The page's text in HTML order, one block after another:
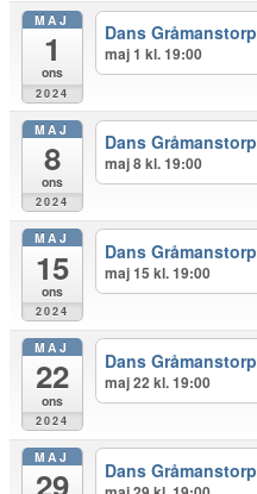
MAJ
1
ons
2024
Dans Gråmanstorp
maj 1 kl. 19:00
MAJ
8
ons
2024
Dans Gråmanstorp
maj 8 kl. 19:00
MAJ
15
ons
2024
Dans Gråmanstorp
maj 15 kl. 19:00
MAJ
22
ons
2024
Dans Gråmanstorp
maj 22 kl. 19:00
MAJ
Dans Gråmanstorp